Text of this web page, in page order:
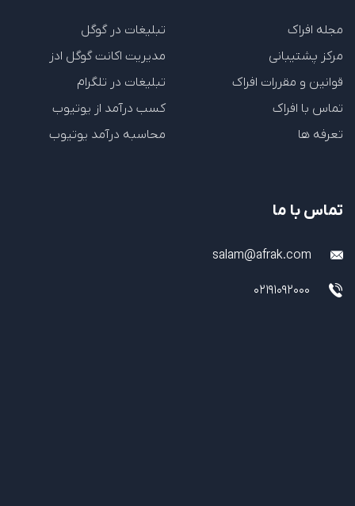
مجله افراک
مرکز پشتیبانی
قوانین و مقررات افراک
تماس با افراک
تعرفه ها
تبلیغات در گوگل
مدیریت اکانت گوگل ادز
تبلیغات در تلگرام
کسب درآمد از یوتیوب
محاسبه درآمد یوتیوب
تماس با ما
salam@afrak.com
02191092000